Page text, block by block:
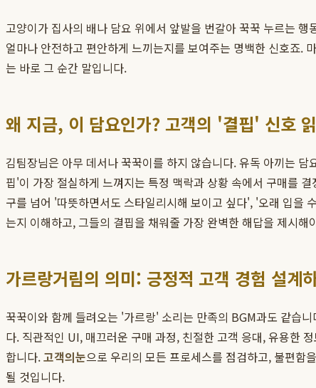
고양이가 집사의 배나 담요 위에서 앞발을 번갈아 꾹꾹 누르는
얼마나 안전하고 편안하게 느끼는지를 보여주는 명백한 신호죠.
는 바로 그 순간 말입니다.
왜 지금, 이 담요인가? 고객의 '결핍' 신호
김팀장님은 아무 데서나 꾹꾹이를 하지 않습니다. 유독 아끼는
핍'이 가장 절실하게 느껴지는 특정 맥락과 상황 속에서 구매를
구를 넘어 '따뜻하면서도 스타일리시해 보이고 싶다', '오래 입을
는지 이해하고, 그들의 결핍을 채워줄 가장 완벽한 해답을 제시해
가르랑거림의 의미: 긍정적 고객 경험 설계
꾹꾹이와 함께 들려오는 '가르랑' 소리는 만족의 BGM과도 같습
다. 직관적인 UI, 매끄러운 구매 과정, 친절한 고객 응대, 유용한
합니다.고객의눈으로 우리의 모든 프로세스를 점검하고, 불편함
될 것입니다.